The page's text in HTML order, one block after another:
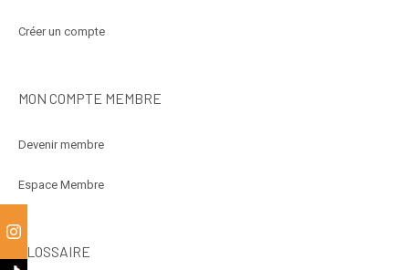
Créer un compte
MON COMPTE MEMBRE
Devenir membre
Espace Membre
GLOSSAIRE